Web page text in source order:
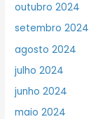
outubro 2024
setembro 2024
agosto 2024
julho 2024
junho 2024
maio 2024